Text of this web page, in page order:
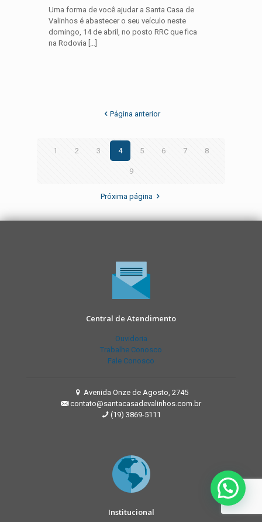
Uma forma de você ajudar a Santa Casa de
Valinhos é abastecer o seu veículo neste
domingo, 14 de abril, no posto RRC que fica
na Rodovia […]
Página anterior
1 2 3 4 5 6 7 8
9
Próxima página
Central de Atendimento
Ouvidoria
Trabalhe Conosco
Fale Conosco
Avenida Onze de Agosto, 2745
contato@santacasadevalinhos.com.br
(19) 3869-5111
Institucional